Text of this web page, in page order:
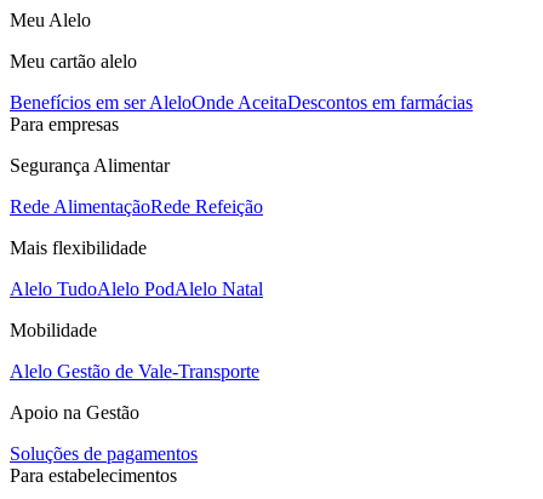
Meu Alelo
Meu cartão alelo
Benefícios em ser AleloOnde AceitaDescontos em farmácias
Para empresas
Segurança Alimentar
Rede AlimentaçãoRede Refeição
Mais flexibilidade
Alelo TudoAlelo PodAlelo Natal
Mobilidade
Alelo Gestão de Vale-Transporte
Apoio na Gestão
Soluções de pagamentos
Para estabelecimentos